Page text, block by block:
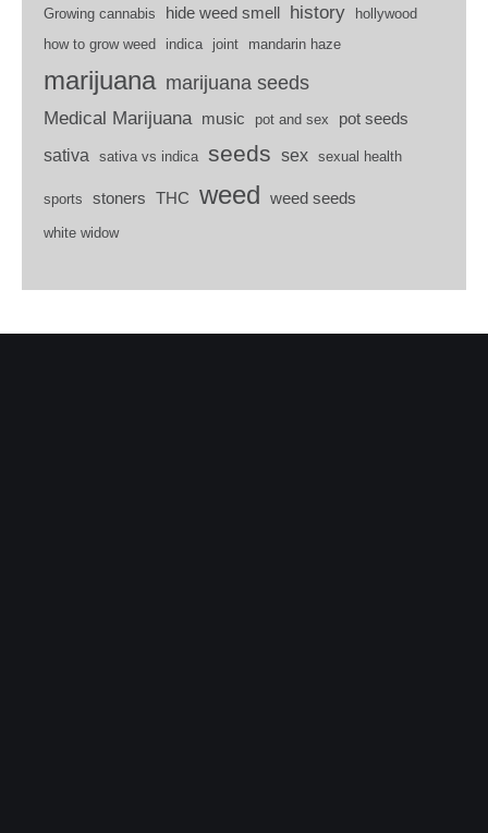
Growing cannabis hide weed smell history
hollywood
how to grow weed
indica joint mandarin haze
marijuana marijuana seeds
Medical Marijuana
music pot and sex pot seeds
sativa sativa vs indica seeds sex sexual health
sports stoners THC weed weed seeds
white widow